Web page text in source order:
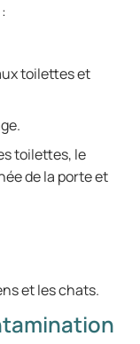
toilettes et
toilettes, le
de la porte et
et les chats.